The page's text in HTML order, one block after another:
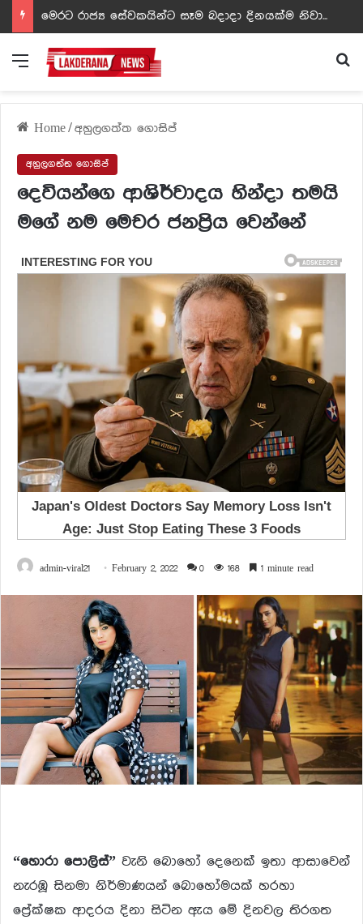
ඩඩ්ලිට දෙවෙනි නොවූ රත්න සහල් අධිපති..- PHOTOS
Menu
Home/අහුලගත්ත ගොසිප්
අහුලගත්ත ගොසිප්
දෙවියන්ගෙ ආශිර්වාදය හින්දා තමයි
මගේ නම මෙචර ජනප්‍රිය වෙන්නේ
admin-viral21 February 2, 2022 0 168 1 minute read
“හොරා පොලිස්” වැනි බොහෝ දෙනෙක් ඉතා ආසාවෙන්
නැරඹූ සිනමා නිර්මාණයන් බොහෝමයක් හරහා
ප්‍රේක්ෂක ආදරය දිනා සිටින ඇය මේ දිනවල තිරගත